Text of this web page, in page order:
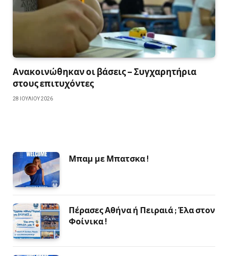
Ανακοινώθηκαν οι βάσεις – Συγχαρητήρια
στους επιτυχόντες
28 ΙΟΥΛΊΟΥ 2026
Μπαμ με Μπατσκα !
Πέρασες Αθήνα ή Πειραιά ; Έλα στον
Φοίνικα !